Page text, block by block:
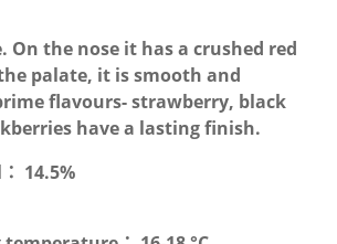
On the nose it has a crushed red
palate, it is smooth and
flavours- strawberry, black
have a lasting finish.
14.5%